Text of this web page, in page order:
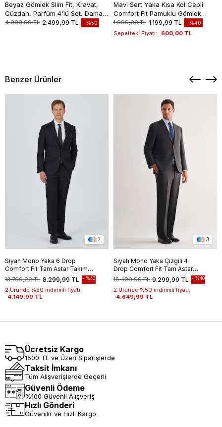
Beyaz Gömlek Slim Fit, Kravat,
Cüzdan, Parfüm 4'lü Set, Damat
Bohçası, Hediye Seti, Düğün Set
4.999,99 TL 2.499,99 TL %50
Mavi Sert Yaka Kısa Kol Cepli
Comfort Fit Pamuklu Gömlek
1004260258
1.999,99 TL 1.199,99 TL %40
Sepetteki Fiyatı: 600,00 TL
Benzer Ürünler
2
Siyah Mono Yaka 6 Drop
Comfort Fit Tam Astar Takım
Elbise 10012501708.299,99 TL
13.799,99 TL %40
2.Üründe %50 indirimli fiyatı:
4.149,99 TL
3
Siyah Mono Yaka Çizgili 4
Drop Comfort Fit Tam Astar
Esnek Takım Elbise
1001255121
9.299,99 TL
15.499,99 TL %40
2.Üründe %50 indirimli fiyatı:
4.649,99 TL
Ücretsiz Kargo
1500 TL ve Üzeri Siparişlerde
Taksit İmkanı
Tüm Alışverişlerde Geçerli
Güvenli Ödeme
%100 Güvenli Alışveriş
Hızlı Gönderi
Güvenilir ve Hızlı Kargo